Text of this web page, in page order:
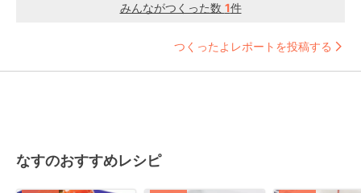
みんながつくった数 1件
つくったよレポートを投稿する
なすのおすすめレシピ